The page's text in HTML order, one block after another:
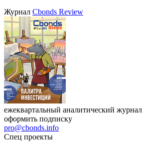
Журнал Cbonds Review
ежеквартальный аналитический журнал
оформить подписку
pro@cbonds.info
Спец проекты